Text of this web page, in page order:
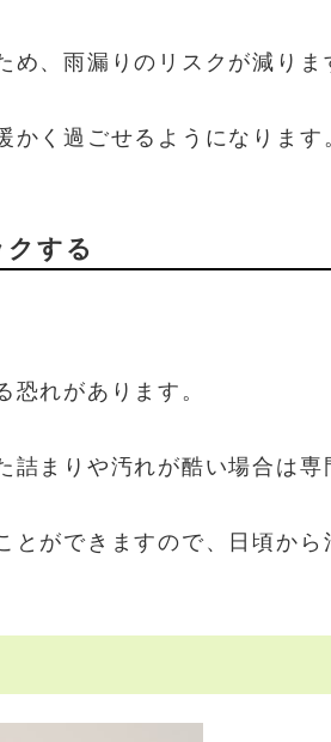
、雨漏りのリスクが減りま
く過ごせるようになります
する
れがあります。
まりや汚れが酷い場合は専
ができますので、日頃か